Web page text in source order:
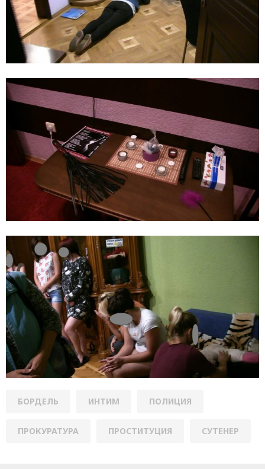
БОРДЕЛЬ ИНТИМ ПОЛИЦИЯ
ПРОКУРАТУРА ПРОСТИТУЦИЯ СУТЕНЕР